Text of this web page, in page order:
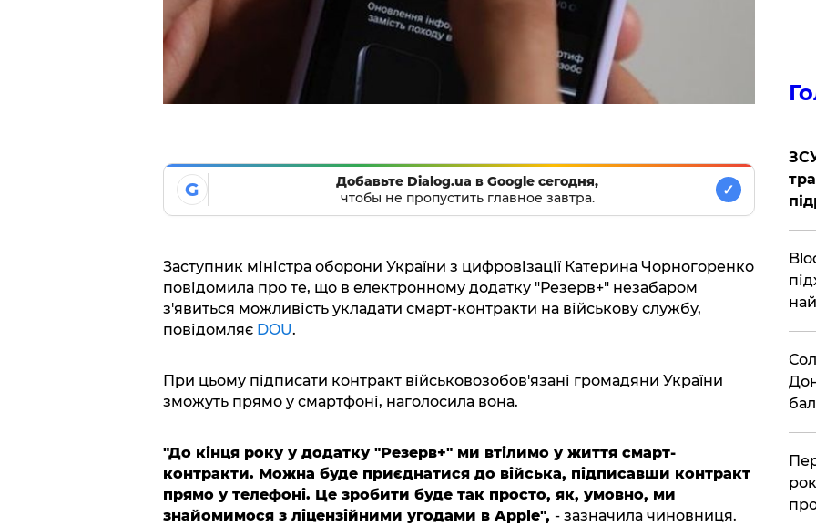
G
Добавьте Dialog.ua в Google сегодня,
чтобы не пропустить главное завтра.
✓
Заступник міністра оборони України з цифровізації Катерина Чорногоренко
повідомила про те, що в електронному додатку "Резерв+" незабаром
з'явиться можливість укладати смарт-контракти на військову службу,
повідомляє DOU.
При цьому підписати контракт військовозобов'язані громадяни України
зможуть прямо у смартфоні, наголосила вона.
"До кінця року у додатку "Резерв+" ми втілимо у життя смарт-
контракти. Можна буде приєднатися до війська, підписавши контракт
прямо у телефоні. Це зробити буде так просто, як, умовно, ми
знайомимося з ліцензійними угодами в Apple", - зазначила чиновниця.